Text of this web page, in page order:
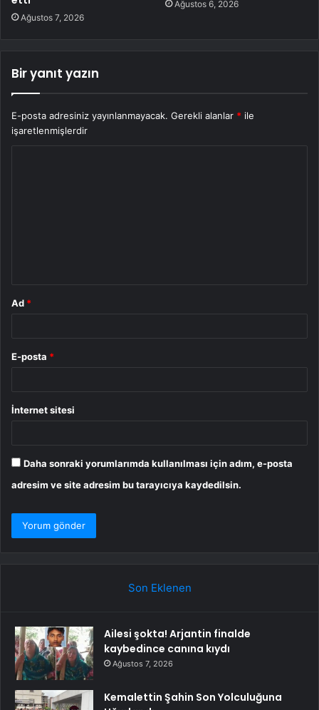
Ağustos 7, 2026
Ağustos 6, 2026
Bir yanıt yazın
E-posta adresiniz yayınlanmayacak. Gerekli alanlar * ile
işaretlenmişlerdir
Ad *
E-posta *
İnternet sitesi
Daha sonraki yorumlarımda kullanılması için adım, e-posta
adresim ve site adresim bu tarayıcıya kaydedilsin.
Son Eklenen
Ailesi şokta! Arjantin finalde
kaybedince canına kıydı
Ağustos 7, 2026
Kemalettin Şahin Son Yolculuğuna